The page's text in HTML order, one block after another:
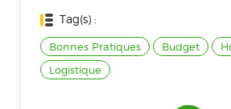
Tag(s) :
Bonnes Pratiques Budget
Logistique